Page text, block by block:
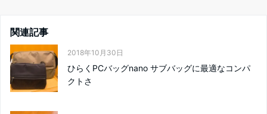
関連記事
2018年10月30日
ひらくPCバッグnano サブバッグに最適なコンパ
クトさ